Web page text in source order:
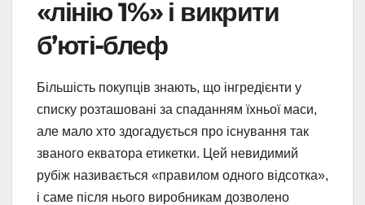
«лінію 1%» і викрити
б’юті-блеф
Більшість покупців знають, що інгредієнти у
списку розташовані за спаданням їхньої маси,
але мало хто здогадується про існування так
званого екватора етикетки. Цей невидимий
рубіж називається «правилом одного відсотка»,
і саме після нього виробникам дозволено